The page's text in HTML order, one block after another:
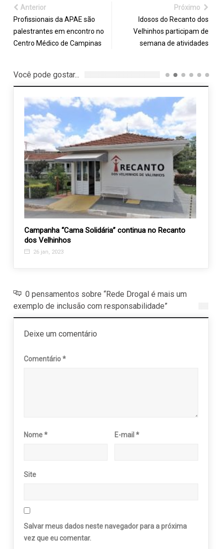
Anterior
Profissionais da APAE são
palestrantes em encontro no
Centro Médico de Campinas
Próximo
Idosos do Recanto dos
Velhinhos participam de
semana de atividades
Você pode gostar...
Campanha “Cama Solidária” continua no Recanto
dos Velhinhos
26 jan, 2023
0 pensamentos sobre “Rede Drogal é mais um
exemplo de inclusão com responsabilidade”
Deixe um comentário
Comentário*
Nome* E-mail*
Site
Salvar meus dados neste navegador para a próxima
vez que eu comentar.